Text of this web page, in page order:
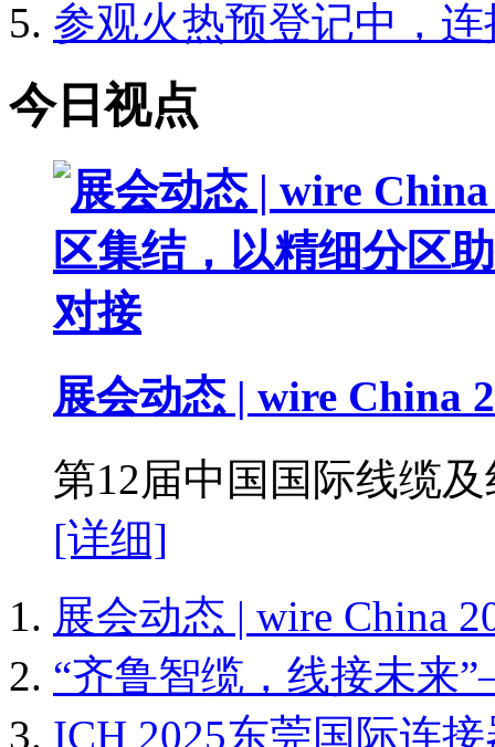
参观火热预登记中，
今日视点
展会动态 | wire China
第12届中国国际线缆
[详细]
展会动态 | wire China
“齐鲁智缆，线接未来
ICH 2025东莞国际连